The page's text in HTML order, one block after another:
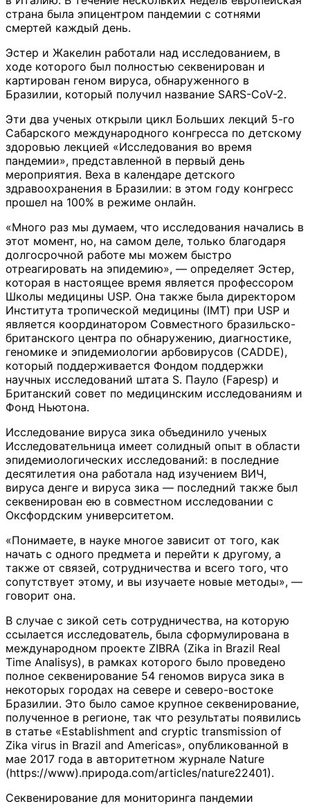
страна была эпицентром пандемии с сотнями
смертей каждый день.
Эстер и Жакелин работали над исследованием, в
ходе которого был полностью секвенирован и
картирован геном вируса, обнаруженного в
Бразилии, который получил название SARS-CoV-2.
Эти два ученых открыли цикл Больших лекций 5-го
Сабарского международного конгресса по детскому
здоровью лекцией «Исследования во время
пандемии», представленной в первый день
мероприятия. Веха в календаре детского
здравоохранения в Бразилии: в этом году конгресс
прошел на 100% в режиме онлайн.
«Много раз мы думаем, что исследования начались в
этот момент, но, на самом деле, только благодаря
долгосрочной работе мы можем быстро
отреагировать на эпидемию», — определяет Эстер,
которая в настоящее время является профессором
Школы медицины USP. Она также была директором
Института тропической медицины (IMT) при USP и
является координатором Совместного бразильско-
британского центра по обнаружению, диагностике,
геномике и эпидемиологии арбовирусов (CADDE),
который поддерживается Фондом поддержки
научных исследований штата S. Пауло (Fapesp) и
Британский совет по медицинским исследованиям и
Фонд Ньютона.
Исследование вируса зика объединило ученых
Исследовательница имеет солидный опыт в области
эпидемиологических исследований: в последние
десятилетия она работала над изучением ВИЧ,
вируса денге и вируса зика — последний также был
секвенирован ею в совместном исследовании с
Оксфордским университетом.
«Понимаете, в науке многое зависит от того, как
начать с одного предмета и перейти к другому, а
также от связей, сотрудничества и всего того, что
сопутствует этому, и вы изучаете новые методы», —
говорит она.
В случае с зикой сеть сотрудничества, на которую
ссылается исследователь, была сформулирована в
международном проекте ZIBRA (Zika in Brazil Real
Time Analisys), в рамках которого было проведено
полное секвенирование 54 геномов вируса зика в
некоторых городах на севере и северо-востоке
Бразилии. Это было самое крупное секвенирование,
полученное в регионе, так что результаты появились
в статье «Establishment and cryptic transmission of
Zika virus in Brazil and Americas», опубликованной в
мае 2017 года в авторитетном журнале Nature
(https://www).природа.com/articles/nature22401).
Секвенирование для мониторинга пандемии